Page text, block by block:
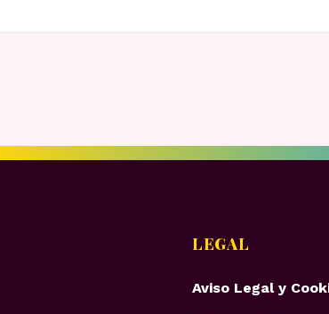
LEGAL
Aviso Legal y